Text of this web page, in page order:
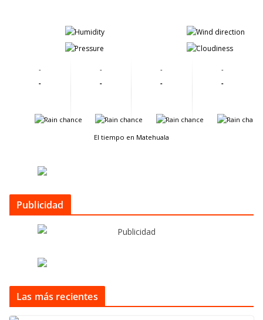
-
-
-
-
-
-
-
-
-
-
-
-
-
-
-
-
El tiempo en Matehuala
Publicidad
Las más recientes